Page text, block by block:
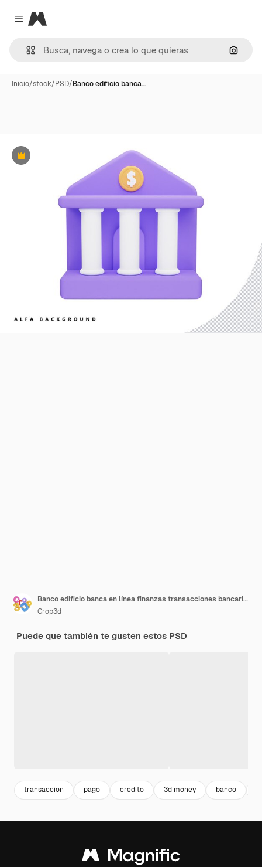
Close menu
Magnific
Inicio/stock/PSD/Banco edificio banca…
Premium
Banco edificio banca en línea finanzas transacciones bancarias servicio bancario 3d vector icono
Crop3d
Puede que también te gusten estos PSD
transaccion pago credito 3d money banco